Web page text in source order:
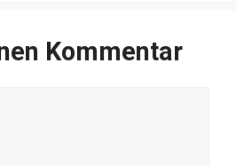
Kommentar